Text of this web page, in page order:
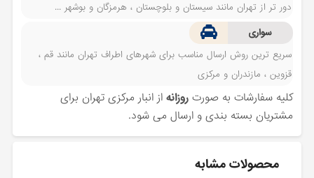
دور تر از تهران مانند سیستان و بلوچستان ، هرمزگان و بوشهر ...
سواری
سریع ترین روش ارسال مناسب برای شهرهای اطراف تهران مانند قم ،
قزوین ، مازندران و مرکزی
کلیه سفارشات به صورتروزانه از انبار مرکزی تهران برای
مشتریان بسته بندی و ارسال می شود.
محصولات مشابه